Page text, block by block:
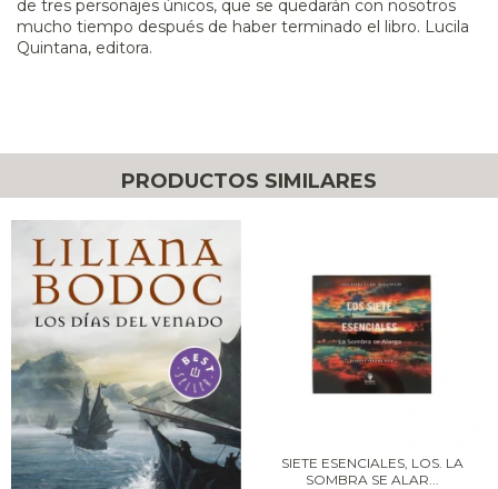
de tres personajes únicos, que se quedarán con nosotros
mucho tiempo después de haber terminado el libro. Lucila
Quintana, editora.
PRODUCTOS SIMILARES
SIETE ESENCIALES, LOS. LA
SOMBRA SE ALAR...